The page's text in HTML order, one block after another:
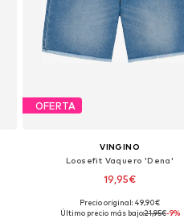
OFERTA
VINGINO
Loosefit Vaquero 'Dena'
19,95€
Tallas disponibles: 152, 164
Precio original: 49,90€
Último precio más bajo:21,95€-9%